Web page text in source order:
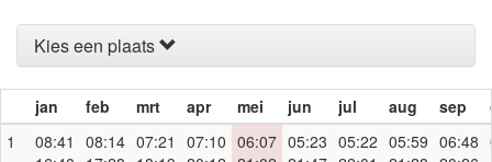
Kies een plaats
jan feb mrt apr mei jun jul aug sep
1
08:41
08:14 07:21
07:10 06:07 05:23 05:22 05:59 06:48